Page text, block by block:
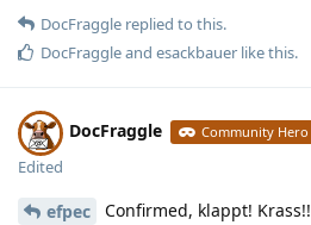
DocFraggle replied to this.
DocFraggleand esackbauer like this.
DocFraggle Community Hero
Edited
efpec Confirmed, klappt! Krass!!